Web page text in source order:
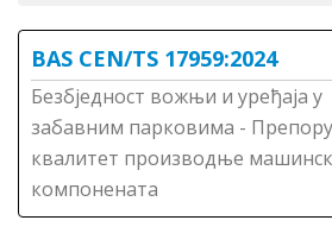
BAS CEN/TS 17959:2024
Безбједност вожњи и уређаја у
забавним парковима -
квалитет производње
компонената